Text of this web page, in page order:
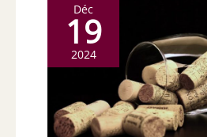
Déc
19
2024